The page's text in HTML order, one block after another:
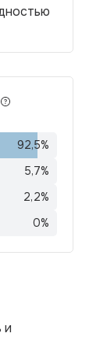
92,5%
5,7%
2,2%
0%
и